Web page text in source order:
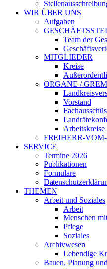
WIR ÜBER UNS
Aufgaben
Team der
MITGLIEDER
Kreise
ORGANE /
Vorstand
Arbeitskreise
FREIHERR-
SERVICE
Termine 2026
Publikationen
Formulare
THEMEN
Arbeit und Soziales
Arbeit
Menschen
Pflege
Soziales
Archivwesen
Lebendige
Bauen, Planung